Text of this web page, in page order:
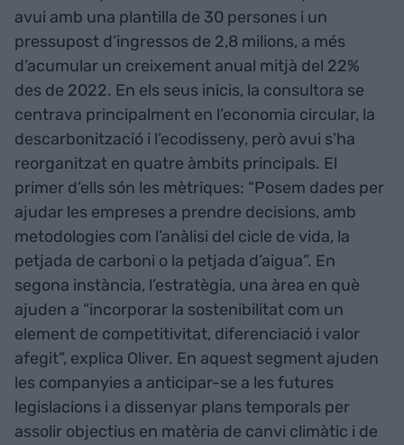
avui amb una plantilla de 30 persones i un
pressupost d’ingressos de 2,8 milions, a més
d’acumular un creixement anual mitjà del 22%
des de 2022. En els seus inicis, la consultora se
centrava principalment en l’economia circular, la
descarbonització i l’ecodisseny, però avui s’ha
reorganitzat en quatre àmbits principals. El
primer d’ells són les mètriques: “Posem dades per
ajudar les empreses a prendre decisions, amb
metodologies com l’anàlisi del cicle de vida, la
petjada de carboni o la petjada d’aigua”. En
segona instància, l’estratègia, una àrea en què
ajuden a “incorporar la sostenibilitat com un
element de competitivitat, diferenciació i valor
afegit”, explica Oliver. En aquest segment ajuden
les companyies a anticipar-se a les futures
legislacions i a dissenyar plans temporals per
assolir objectius en matèria de canvi climàtic i de